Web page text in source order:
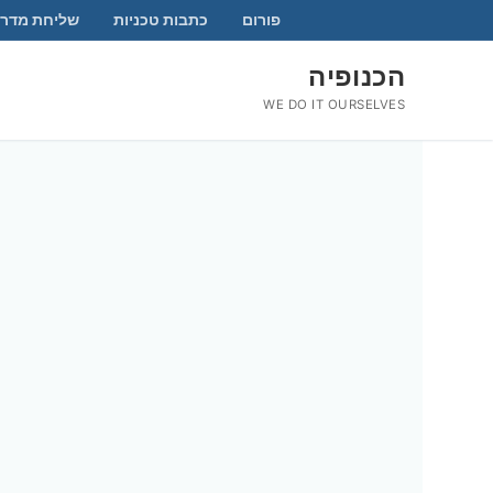
לתוכן
פורום כתבות טכניות שליחת
הכנופיה
WE DO IT OURSELVES